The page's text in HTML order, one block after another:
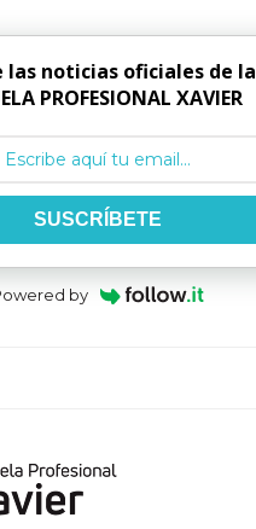
las noticias oficiales de la
PROFESIONAL XAVIER
SUSCRÍBETE
by